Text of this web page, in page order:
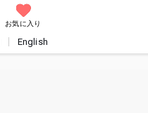
お気に入り
English